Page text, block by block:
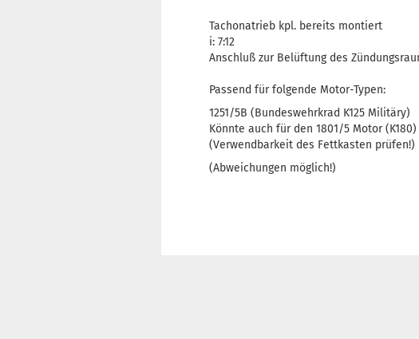
Tachonatrieb kpl. bereits montiert
i: 7:12
Anschluß zur Belüftung des
Passend für folgende Motor-Typen:
1251/5B (Bundeswehrkrad K125 Militäry)
Könnte auch für den 1801/5 Motor
(Verwendbarkeit des Fettkasten prüfen!)
(Abweichungen möglich!)